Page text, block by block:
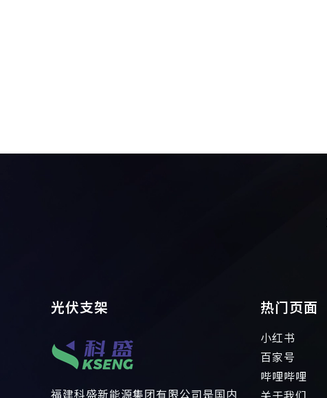
光伏支架
福建科盛新能源集团有限公司是国内
热门页面
小红书
百家号
哔哩哔哩